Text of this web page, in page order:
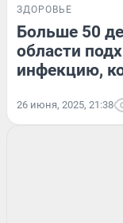
ЗДОРОВЬЕ
Больше 50
области
инфекцию,
26 июня, 2025, 21:38